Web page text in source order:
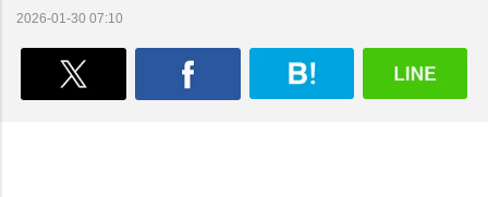
2026-01-30 07:10